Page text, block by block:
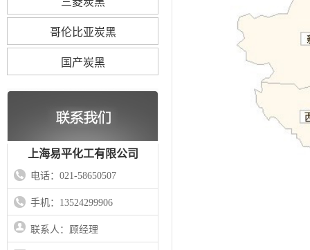
哥伦比亚炭黑
国产炭黑
上海易平化工有限公司
电话：021-58650507
手机：13524299906
联系人：顾经理